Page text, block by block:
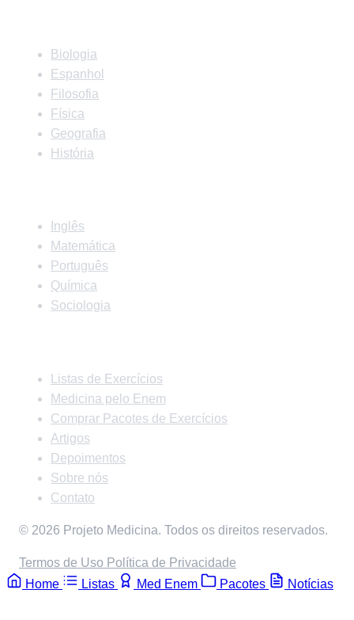
Biologia
Espanhol
Filosofia
Física
Geografia
História
Inglês
Matemática
Português
Química
Sociologia
Listas de Exercícios
Medicina pelo Enem
Comprar Pacotes de Exercícios
Artigos
Depoimentos
Sobre nós
Contato
© 2026 Projeto Medicina. Todos os direitos reservados.
Termos de Uso Política de Privacidade
Home
Listas Med Enem Pacotes Notícias